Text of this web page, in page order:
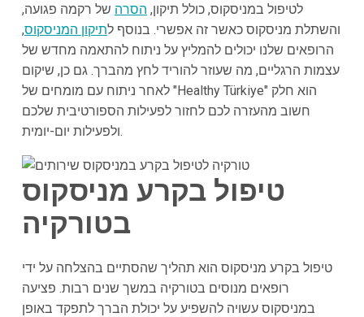
לטיפול במניסקוס, כולל תיקון, הסרה של רקמה פגועה,
והשתלת מניסקוס כאשר זה אפשרי. בנוסף לתיקון המניסקוס,
הרופאים שלנו יכולים להמליץ על ניתוח להתאמה מחדש של
עצמות הרגליים, מה שעוזר להוריד לחץ מהברך. גם כן, שיקום
לאחר ניתוח עם מומחים של "Healthy Türkiye" הוא חלק
חשוב מהעזרה לכם לחזור לפעילות הספורטיבית שלכם
ולפעילות יום-יומית.
טיפול בקרע מניסקוס
בטורקיה
טיפול בקרע מניסקוס הוא תהליך שהסתיים בהצלחה על ידי
רופאים מנוסים בטורקיה במשך שנים רבות. פציעה
במניסקוס עשויה להשפיע על יכולת הברך לתפקד באופן